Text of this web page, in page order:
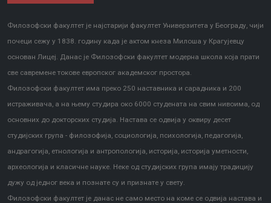
Филозофски факултет је најстарији факултет Универзитета у Београду, чији
почеци сежу у 1838. годину када је актом кнеза Милоша у Крагујевцу
основан Лицеј. Данас је Филозофски факултет модерна школа која прати
све савремене токове европског академског простора.
Филозофски факултет има преко 250 наставника и сарадника и 200
истраживача, а на њему студира око 6000 студената на свим нивоима, од
основних до докторских студија. Настава се одвија у оквиру десет
студијских група - филозофија, социологија, психологија, педагогија,
андрагогија, етнологија и антропологија, историја, историја уметности,
археологија и класичне науке. Неке од студијских група имају традицију
дужу од једног века и познате су и признате у свету.
Филозофски факултет је данас не само место на коме се одвија настава и